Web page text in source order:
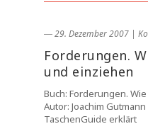
― 29. Dezember 2007 |
Forderungen.
und einziehen
Buch: Forderungen.
Autor: Joachim
TaschenGuide erklärt